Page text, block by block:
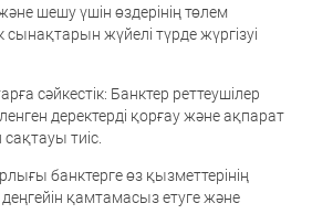
шешу үшін өздерінің төлем
сынақтарын жүйелі түрде жүргізуі
сәйкестік: Банктер реттеушілер
деректерді қорғау және ақпарат
сақтауы тиіс.
банктерге өз қызметтерінің
деңгейін қамтамасыз етуге және